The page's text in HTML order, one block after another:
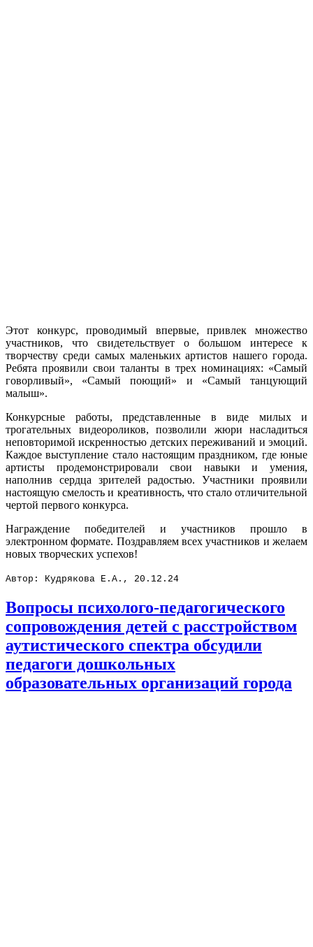
Этот конкурс, проводимый впервые, привлек множество
участников, что свидетельствует о большом интересе к
творчеству среди самых маленьких артистов нашего города.
Ребята проявили свои таланты в трех номинациях: «Самый
говорливый», «Самый поющий» и «Самый танцующий
малыш».
Конкурсные работы, представленные в виде милых и
трогательных видеороликов, позволили жюри насладиться
неповторимой искренностью детских переживаний и эмоций.
Каждое выступление стало настоящим праздником, где юные
артисты продемонстрировали свои навыки и умения,
наполнив сердца зрителей радостью. Участники проявили
настоящую смелость и креативность, что стало отличительной
чертой первого конкурса.
Награждение победителей и участников прошло в
электронном формате. Поздравляем всех участников и желаем
новых творческих успехов!
Автор: Кудрякова Е.А., 20.12.24
Вопросы психолого-педагогического
сопровождения детей с расстройством
аутистического спектра обсудили
педагоги дошкольных
образовательных организаций города